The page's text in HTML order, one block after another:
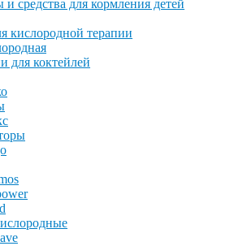
и средства для кормления детей
кислородной терапии
для коктейлей